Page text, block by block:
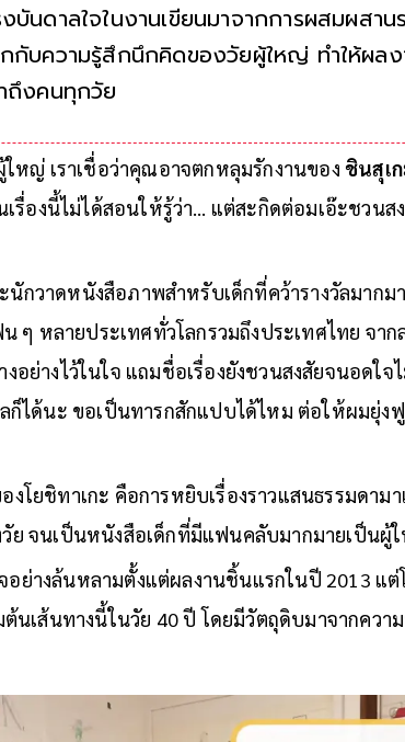
บันดาลใจในงานเขียนมาจากการผสมผสา
กับความรู้สึกนึกคิดของวัยผู้ใหญ่ ทำให้ผล
ถึงคนทุกวัย
ใหญ่ เราเชื่อว่าคุณอาจตกหลุมรักงานของ ชินสุเ
เรื่องนี้ไม่ได้สอนให้รู้ว่า… แต่สะกิดต่อมเอ๊ะชวน
กวาดหนังสือภาพสำหรับเด็กที่คว้ารางวัลมากม
ๆ หลายประเทศทั่วโลกรวมถึงประเทศไทย จา
งอย่างไว้ในใจ แถมชื่อเรื่องยังชวนสงสัยจนอดใ
ก็ได้นะ ขอเป็นทารกสักแปบได้ไหม ต่อให้ผมยุ่ง
โยชิทาเกะ คือการหยิบเรื่องราวแสนธรรมดามา
ย จนเป็นหนังสือเด็กที่มีแฟนคลับมากมายเป็นผู้
อย่างล้นหลามตั้งแต่ผลงานชิ้นแรกในปี 2013 แต่
ต้นเส้นทางนี้ในวัย 40 ปี โดยมีวัตถุดิบมาจากคว